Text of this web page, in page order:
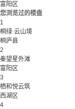
富阳区
您浏览过的楼盘
1
桐绿·云山境
桐庐县
2
秦望星外滩
富阳区
3
栖和悦云筑
西湖区
4